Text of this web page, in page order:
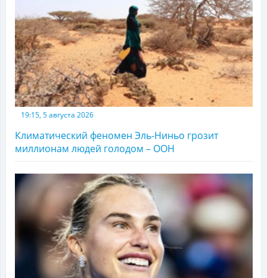
19:15, 5 августа 2026
Климатический феномен Эль-Ниньо грозит
миллионам людей голодом – ООН